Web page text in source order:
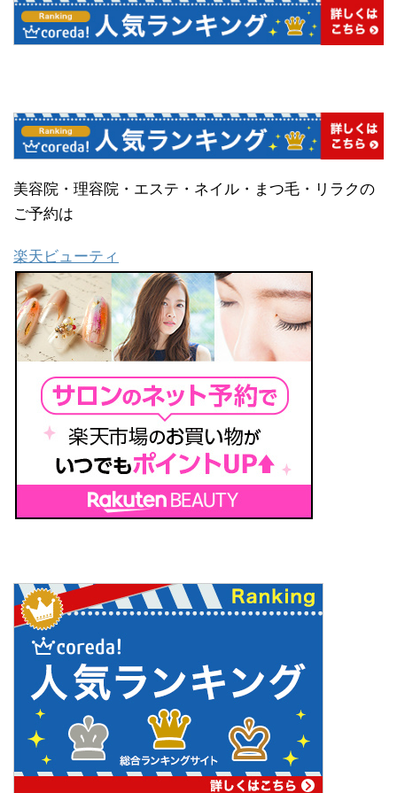
美容院・理容院・エステ・ネイル・まつ毛・リラクの
ご予約は
楽天ビューティ